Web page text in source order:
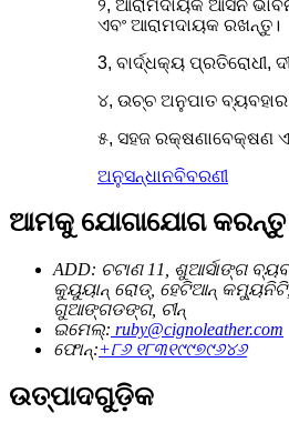
୨, ଆରାମଦାୟକ ଆସନ
ଏବଂ ଆରାମଦାୟକ ରଖନ୍ତୁ।
3, ବାର୍ଦ୍ଧକ୍ୟ ପ୍ରତିରୋଧୀ,
୪, ଉଚ୍ଚ ଅନୁପାତ
୫, ସହଜ ରକ୍ଷଣାବେକ୍ଷଣ
ଅନୁସନ୍ଧାନବିବରଣୀ
ଆମକୁ ଯୋଗାଯୋଗ କରନ୍ତୁ
ADD: ଚଟାଣ 11, ଶୁଆର୍ସାଙ୍ଗ
କୁୟୁୟାନ୍ ରୋଡ୍, ହେଟିଆନ୍
ଗୁଆଙ୍ଗଡଙ୍ଗ, ଚୀନ୍
ଇମେଲ୍: ruby@cignoleather.com
ଫୋନ୍:+୮୬ ୧୮୩୧୯୯୭୯୬୪୬
ଉତ୍ପାଦଗୁଡ଼ିକ